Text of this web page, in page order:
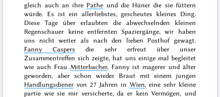
gleich auch an ihre Pathe und die Hüner die sie füttern
würde. Es ist ein allerliebstes, gescheutes kleines Ding.
Diese Tage über erlaubten die abwechselnden kleinen
Regenschauer keine entfernten Spaziergänge, wir haben
uns nicht weiter als nach den lieben Posthof gewagt.
Fanny Caspers die sehr erfreut über unser
Zusammentreffen sich zeigte, hat uns einige mal begleitet
wie auch Frau Mitterbacher, Fanny ist magerer und älter
geworden, aber schon wieder Braut mit einem jungen
Handlungsdiener von 27 Jahren in Wien, eine sehr kleine
partie wie sie mir versicherte, da er kein Vermögen, und